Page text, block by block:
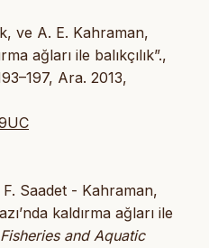
ve A. E. Kahraman,
ağları ile balıkçılık”.,
Ara. 2013,
Saadet - Kahraman,
kaldırma ağları ile
and Aquatic